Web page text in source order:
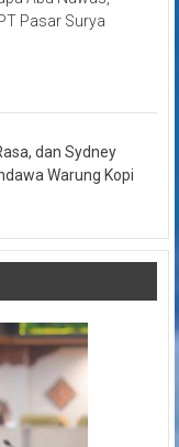
Pasar Surya
dan Sydney
Warung Kopi